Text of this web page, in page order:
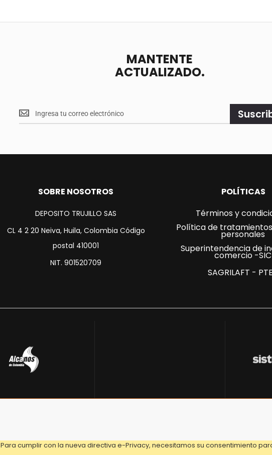
Para cumplir con la nueva directiva e-Privacy, necesitamos su consentimiento
MANTENTE
ACTUALIZADO.
Mantente
<br>
SOBRE NOSOTROS
DEPOSITO TRUJILLO SAS
CL 4 2 20 Neiva, Huila, Colombia Código
postal 410001
NIT. 901520709
POLÍTICAS
Términos y
Política de
personales
Superintendencia de
comercio -SIC
SAGRILAFT -